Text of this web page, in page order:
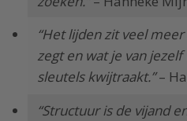
“Het lijden zit veel
zegt en wat je van
sleutels kwijtraakt.”–
“Structuur is de vijand